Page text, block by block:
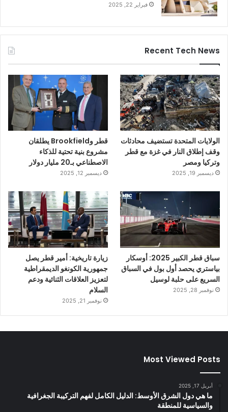
فبراير 22, 2025
Recent Tech News
الولايات المتحدة تستضيف محادثات
وقف إطلاق النار في غزة مع قطر
وتركيا ومصر
ديسمبر 19, 2025
قطر وBrookfield يطلقان
مشروع بنية تحتية للذكاء
الاصطناعي بـ20 مليار دولار
ديسمبر 12, 2025
سباق قطر الكبير 2025: أوسكار
بياستري يحصد أول بول في السباق
السريع على حلبة لوسيل
نوفمبر 28, 2025
زيارة تاريخية: أمير قطر يصل
جمهورية الكونغو الديمقراطية
لتعزيز العلاقات الثنائية ودعم
السلام
نوفمبر 21, 2025
Most Viewed Posts
أبريل 17, 2025
ما هي دول الشرق الأوسط: الدليل الكامل لفهم التركيبة الجغرافية
والسياسية للمنطقة